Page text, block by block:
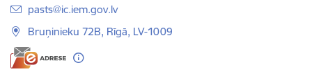
E-pasts:
pasts@ic.iem.gov.lv
Bruņinieku 72B, Rīgā, LV-1009